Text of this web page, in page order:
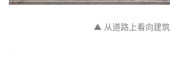
▲ 从道路上看向建筑